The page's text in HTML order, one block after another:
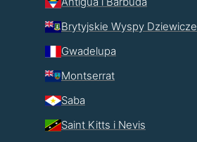
Brytyjskie Wyspy Dziewicze
Gwadelupa
Montserrat
Saba
Saint Kitts i Nevis